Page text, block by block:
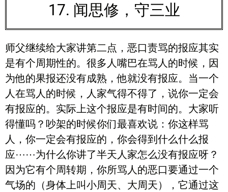
17. 闻思修，守三业
师父继续给大家讲第二点，恶口责骂的报应其实
是有个周期性的。很多人嘴巴在骂人的时候，因
为他的果报还没有成熟，他就没有报应。当一个
人在骂人的时候，人家气得不得了，说你一定会
有报应的。实际上这个报应是有时间的。大家听
得懂吗？吵架的时候你们最喜欢说：你这样骂
人，你一定会有报应的，你会得到什么什么报
应⋯⋯为什么你讲了半天人家怎么没有报应呀？
因为它有个周转期，你所骂人的恶口要通过一个
气场的（身体上叫小周天、大周天），它通过这